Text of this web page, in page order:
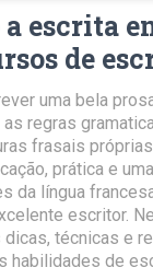
escrita
de
uma bela
regras
frasais
prática e
da língua
escritor.
técnicas e
habilidades de